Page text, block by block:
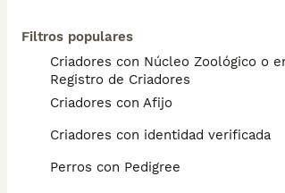
Filtros populares
Criadores con Núcleo Zoológico o
Registro de Criadores
Criadores con Afijo
Criadores con identidad verificada
Perros con Pedigree